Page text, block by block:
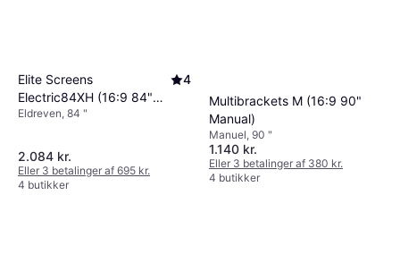
Elite Screens
Electric84XH (16:9 84"
Electric)
4
Eldreven, 84 "
2.084 kr.
Eller 3 betalinger af 695 kr.
4 butikker
Multibrackets M (16:9 90"
Manual)
Manuel, 90 "
1.140 kr.
Eller 3 betalinger af 380 kr.
4 butikker